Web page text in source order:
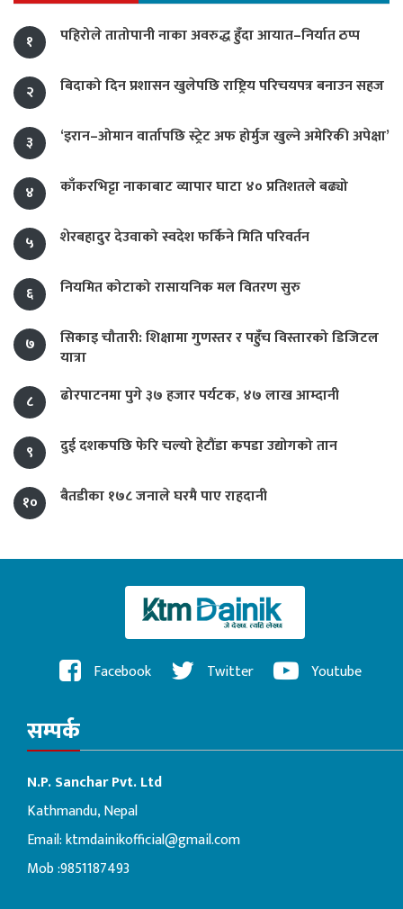
१ पहिरोले तातोपानी नाका अवरुद्ध हुँदा आयात–निर्यात ठप्प
२ बिदाको दिन प्रशासन खुलेपछि राष्ट्रिय परिचयपत्र बनाउन सहज
३ ‘इरान–ओमान वार्तापछि स्ट्रेट अफ होर्मुज खुल्ने अमेरिकी अपेक्षा’
४ काँकरभिट्टा नाकाबाट व्यापार घाटा ४० प्रतिशतले बढ्यो
५ शेरबहादुर देउवाको स्वदेश फर्किने मिति परिवर्तन
६ नियमित कोटाको रासायनिक मल वितरण सुरु
७
सिकाइ चौतारी: शिक्षामा गुणस्तर र पहुँच विस्तारको डिजिटल
यात्रा
८
ढोरपाटनमा पुगे ३७ हजार पर्यटक, ४७ लाख आम्दानी
९ दुई दशकपछि फेरि चल्यो हेटौंडा कपडा उद्योगको तान
१० बैतडीका १७८ जनाले घरमै पाए राहदानी
Facebook Twitter Youtube
सम्पर्क
N.P. Sanchar Pvt. Ltd
Kathmandu, Nepal
Email:ktmdainikofficial@gmail.com
Mob :9851187493